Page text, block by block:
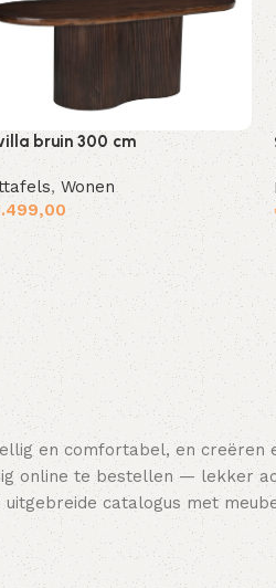
bruin 300 cm
,Wonen
Toevoegen aan winkelwagen
en comfortabel, en
online te bestellen — lekker
catalogus met